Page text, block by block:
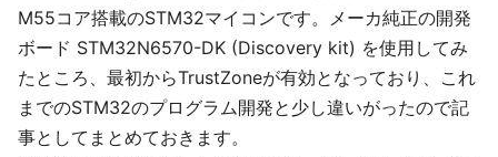
M55コア搭載のSTM32マイコンです。メーカ純正の開発
ボード STM32N6570-DK (Discovery kit) を使用してみ
たところ、最初からTrustZoneが有効となっており、これ
までのSTM32のプログラム開発と少し違いがったので記
事としてまとめておきます。